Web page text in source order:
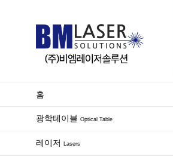
홈
광학테이블 Optical Table
레이저 Lasers